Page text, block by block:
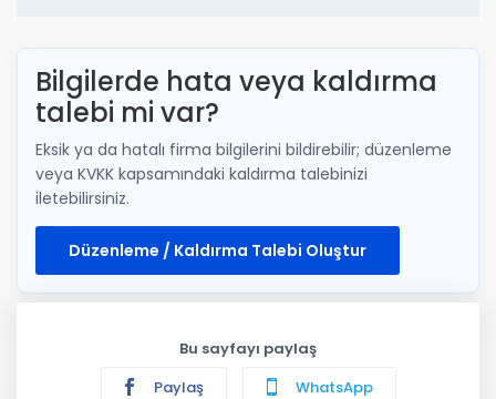
Bilgilerde hata veya kaldırma
talebi mi var?
Eksik ya da hatalı firma bilgilerini bildirebilir; düzenleme
veya KVKK kapsamındaki kaldırma talebinizi
iletebilirsiniz.
Düzenleme / Kaldırma Talebi Oluştur
Bu sayfayı paylaş
Paylaş
WhatsApp